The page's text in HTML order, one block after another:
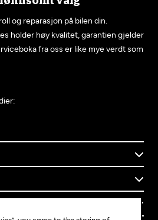
og reparasjon på bilen din.
holder høy kvalitet, garantien gjelder
fra oss er like mye verdt som